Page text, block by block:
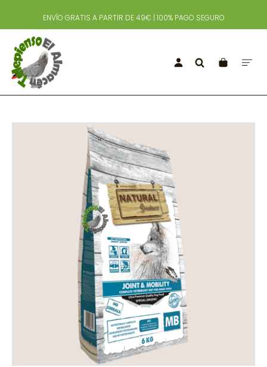
ENVÍO GRATIS A PARTIR DE 49€ | 100% PAGO SEGURO